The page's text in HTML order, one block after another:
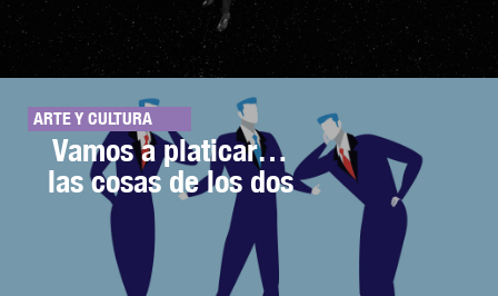
ARTE Y CULTURA
Vamos a platicar…
las cosas de los dos